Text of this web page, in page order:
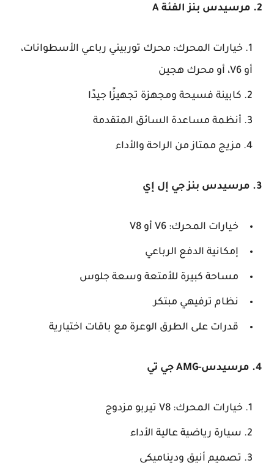
2. مرسيدس بنز الفئة A
خيارات المحرك: محرك توربيني رباعي الأسطوانات،
أو V6، أو محرك هجين
كابينة فسيحة ومجهزة تجهيزًا جيدًا
أنظمة مساعدة السائق المتقدمة
مزيج ممتاز من الراحة والأداء
3. مرسيدس بنز جي إل إي
خيارات المحرك: V6 أو V8
إمكانية الدفع الرباعي
مساحة كبيرة للأمتعة وسعة جلوس
نظام ترفيهي مبتكر
قدرات على الطرق الوعرة مع باقات اختيارية
4. مرسيدس-AMG جي تي
خيارات المحرك: V8 تيربو مزدوج
سيارة رياضية عالية الأداء
تصميم أنيق وديناميكي